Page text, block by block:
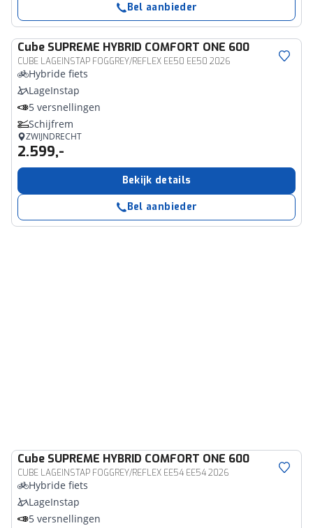
Bel aanbieder
Cube SUPREME HYBRID COMFORT ONE 600
CUBE LAGEINSTAP FOGGREY/REFLEX EE50 EE50 2026
Hybride fiets
LageInstap
5 versnellingen
Schijfrem
ZWIJNDRECHT
2.599,-
Bekijk details
Bel aanbieder
Cube SUPREME HYBRID COMFORT ONE 600
CUBE LAGEINSTAP FOGGREY/REFLEX EE54 EE54 2026
Hybride fiets
LageInstap
5 versnellingen